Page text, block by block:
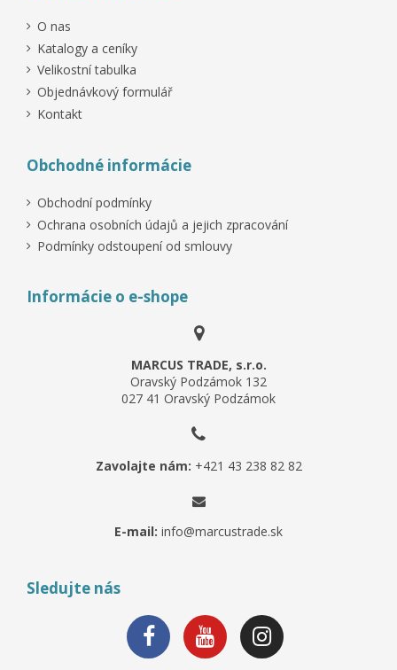
O nas
Katalogy a ceníky
Velikostní tabulka
Objednávkový formulář
Kontakt
Obchodné informácie
Obchodní podmínky
Ochrana osobních údajů a jejich zpracování
Podmínky odstoupení od smlouvy
Informácie o e-shope
MARCUS TRADE, s.r.o.
Oravský Podzámok 132
027 41 Oravský Podzámok
Zavolajte nám: +421 43 238 82 82
E-mail: info@marcustrade.sk
Sledujte nás